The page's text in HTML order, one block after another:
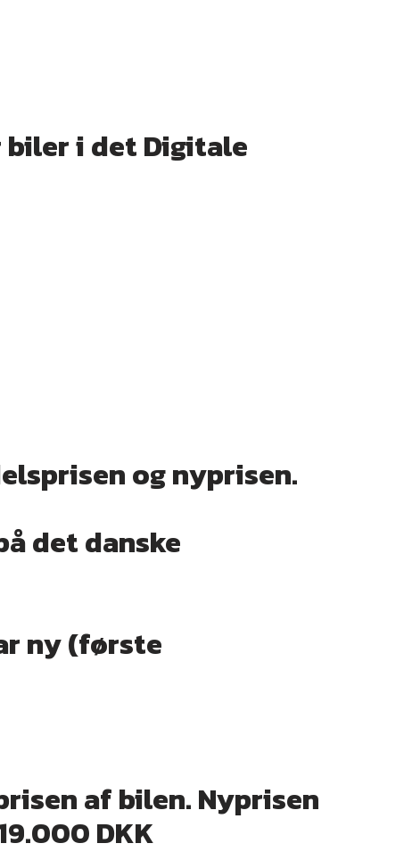
i det Digitale
og nyprisen.
det danske
ny (første
af bilen. Nyprisen
DKK